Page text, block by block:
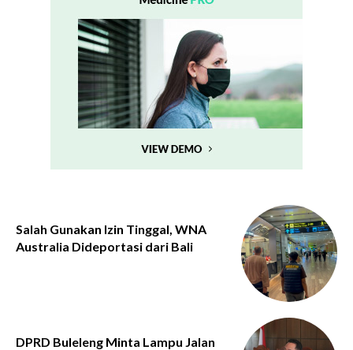
Salah Gunakan Izin Tinggal, WNA
Australia Dideportasi dari Bali
DPRD Buleleng Minta Lampu Jalan